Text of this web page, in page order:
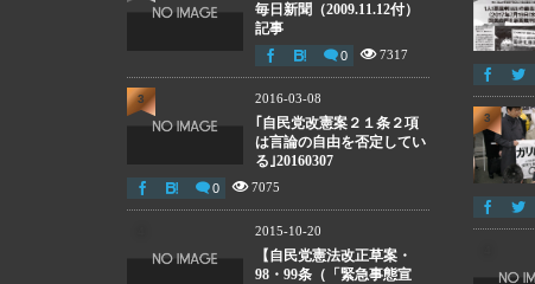
毎日新聞（2009.11.12付）
記事
0 7317
2016-03-08
｢自民党改憲案２１条２項
は言論の自由を否定してい
る｣20160307
0 7075
3
2015-10-20
【自民党憲法改正草案・
98・99条（「緊急事態宣
3